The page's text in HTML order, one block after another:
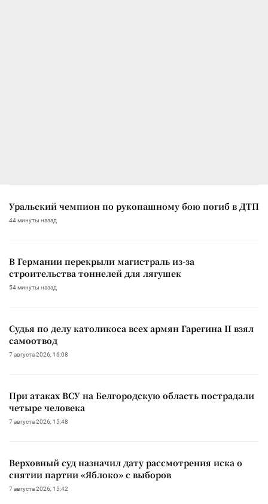
Уральский чемпион по рукопашному бою погиб в ДТП
44 минуты назад
В Германии перекрыли магистраль из-за
строительства тоннелей для лягушек
54 минуты назад
Судья по делу католикоса всех армян Гарегина II взял
самоотвод
7 августа 2026, 16:08
При атаках ВСУ на Белгородскую область пострадали
четыре человека
7 августа 2026, 15:48
Верховный суд назначил дату рассмотрения иска о
снятии партии «Яблоко» с выборов
7 августа 2026, 15:42